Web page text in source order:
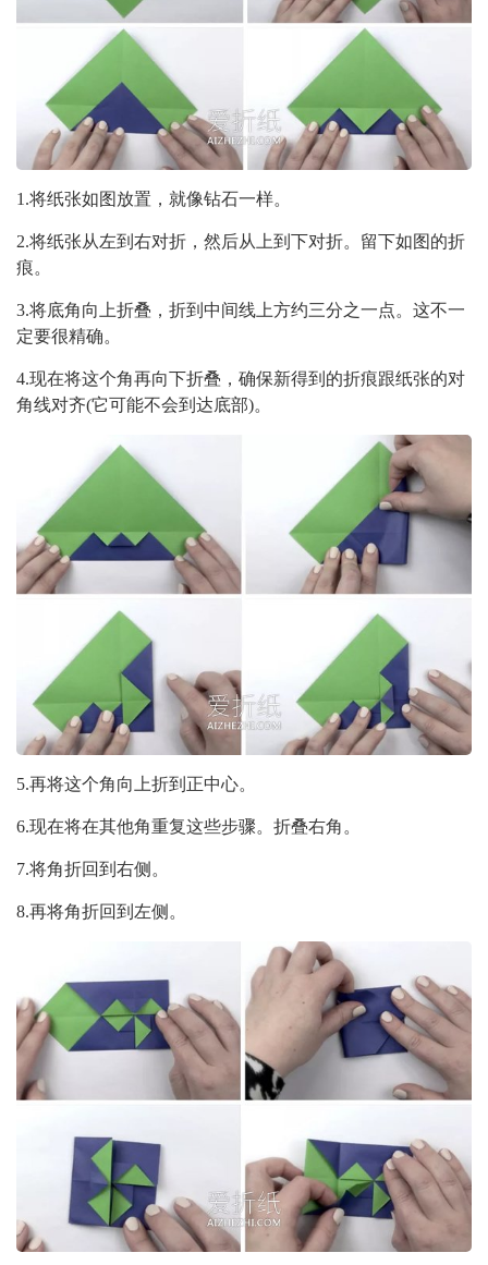
1.将纸张如图放置，就像钻石一样。
2.将纸张从左到右对折，然后从上到下对折。留下如图的折
痕。
3.将底角向上折叠，折到中间线上方约三分之一点。这不一
定要很精确。
4.现在将这个角再向下折叠，确保新得到的折痕跟纸张的对
角线对齐(它可能不会到达底部)。
5.再将这个角向上折到正中心。
6.现在将在其他角重复这些步骤。折叠右角。
7.将角折回到右侧。
8.再将角折回到左侧。